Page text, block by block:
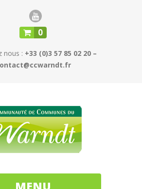
0
nous : +33 (0)3 57 85 02 20 –